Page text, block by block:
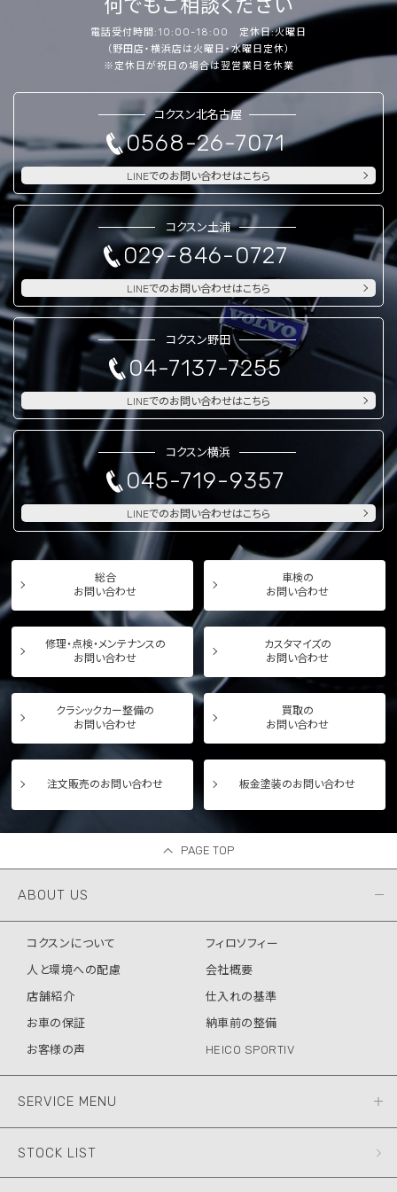
何でもご相談ください
電話受付時間:10:00-18:00 定休日:火曜日
（野田店・横浜店は火曜日・水曜日定休）
※定休日が祝日の場合は翌営業日を休業
コクスン北名古屋
0568-26-7071
LINEでのお問い合わせはこちら
コクスン土浦
029-846-0727
LINEでのお問い合わせはこちら
コクスン野田
04-7137-7255
LINEでのお問い合わせはこちら
コクスン横浜
045-719-9357
LINEでのお問い合わせはこちら
総合
お問い合わせ
車検の
お問い合わせ
修理・点検・メンテナンスの
お問い合わせ
カスタマイズの
お問い合わせ
クラシックカー整備の
お問い合わせ
買取の
お問い合わせ
注文販売のお問い合わせ 板金塗装のお問い合わせ
PAGE TOP
ABOUT US
コクスンについて
フィロソフィー
人と環境への配慮
会社概要
店舗紹介
仕入れの基準
お車の保証
納車前の整備
お客様の声
HEICO SPORTIV
SERVICE MENU
STOCK LIST